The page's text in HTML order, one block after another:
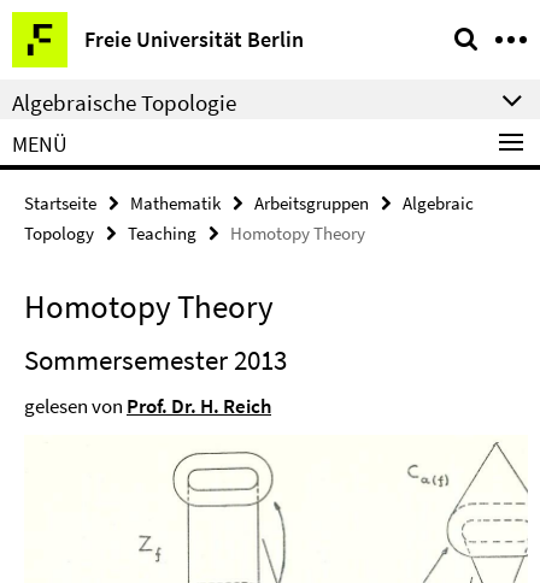
Springe
direkt
zu
Inhalt
Freie Universität Berlin
Service-
Navigation
Algebraische Topologie
MENÜ
Startseite Mathematik Arbeitsgruppen
Algebraic
Topology
Teaching Homotopy Theory
Homotopy Theory
Sommersemester 2013
gelesen von Prof. Dr. H. Reich